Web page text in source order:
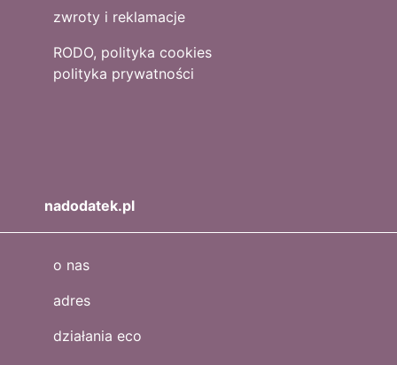
zwroty i reklamacje
RODO, polityka cookies
polityka prywatności
nadodatek.pl
o nas
adres
działania eco